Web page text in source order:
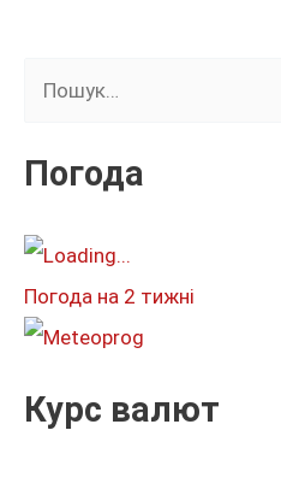
к
т
:
Погода
Погода на 2 тижні
Курс валют